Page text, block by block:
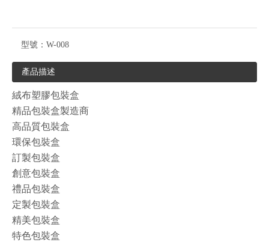
型號： W-008
產品描述
絨布塑膠包裝盒
精品包裝盒製造商
高品質包裝盒
環保包裝盒
訂製包裝盒
創意包裝盒
禮品包裝盒
定製包裝盒
精美包裝盒
特色包裝盒